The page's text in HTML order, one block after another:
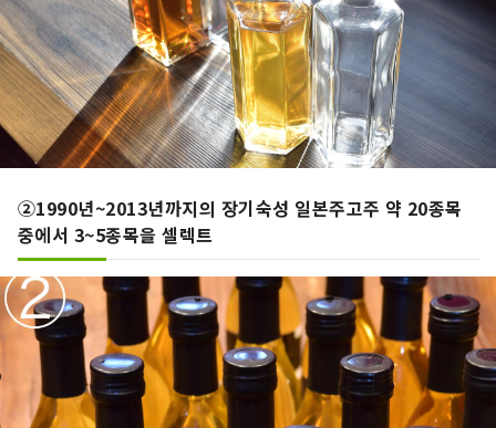
②1990년~2013년까지의 장기숙성 일본주고주 약 20종목
중에서 3~5종목을 셀렉트